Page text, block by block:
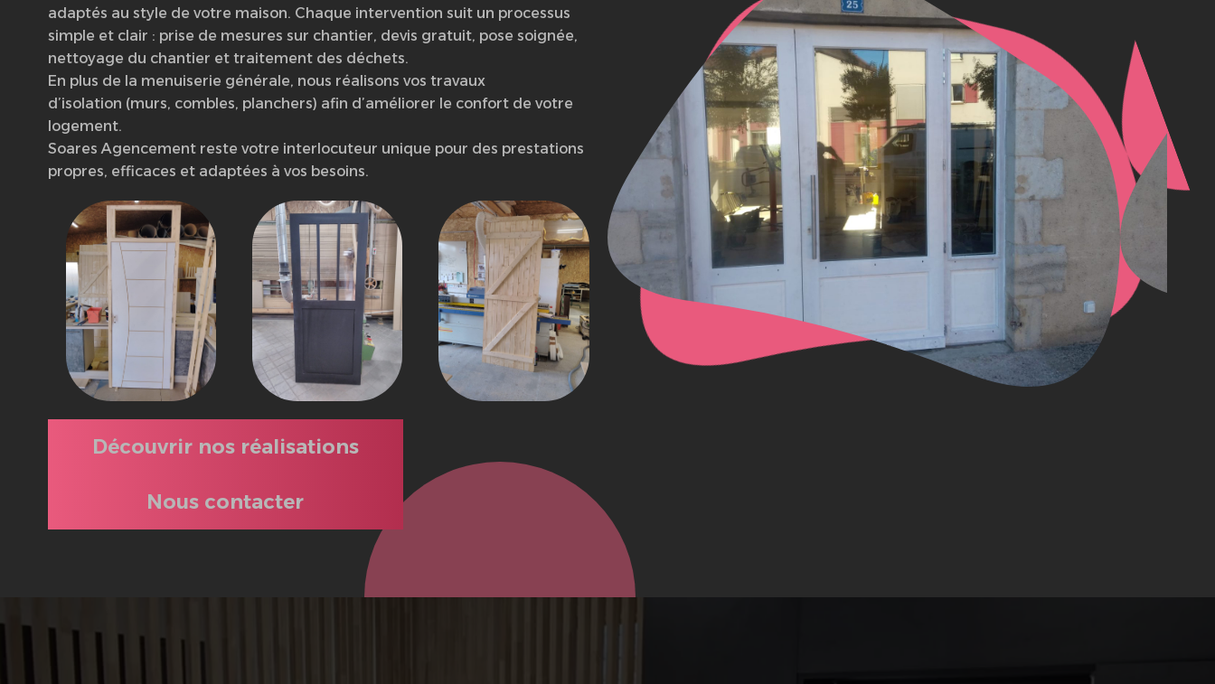
adaptés au style de votre maison. Chaque intervention suit un processus
simple et clair : prise de mesures sur chantier, devis gratuit, pose soignée,
nettoyage du chantier et traitement des déchets.
En plus de la menuiserie générale, nous réalisons vos travaux
d’isolation (murs, combles, planchers) afin d’améliorer le confort de votre
logement.
Soares Agencement reste votre interlocuteur unique pour des prestations
propres, efficaces et adaptées à vos besoins.
Découvrir nos réalisations
Nous contacter